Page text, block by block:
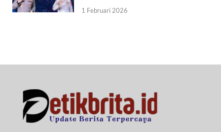
1 Februari 2026